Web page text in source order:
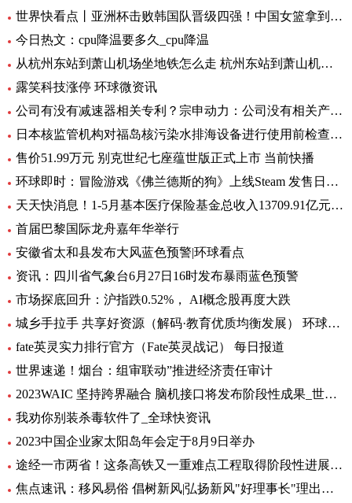
世界快看点丨亚洲杯击败韩国队晋级四强！中国女篮拿到世界杯及奥运资格赛席位
今日热文：cpu降温要多久_cpu降温
从杭州东站到萧山机场坐地铁怎么走 杭州东站到萧山机场有地铁 环球要闻
露笑科技涨停 环球微资讯
公司有没有减速器相关专利？宗申动力：公司没有相关产品以及专利
日本核监管机构对福岛核污染水排海设备进行使用前检查_速递
售价51.99万元 别克世纪七座蕴世版正式上市 当前快播
环球即时：冒险游戏《佛兰德斯的狗》上线Steam 发售日期待定
天天快消息！1-5月基本医疗保险基金总收入13709.91亿元，同比增长8.2%
首届巴黎国际龙舟嘉年华举行
安徽省太和县发布大风蓝色预警|环球看点
资讯：四川省气象台6月27日16时发布暴雨蓝色预警
市场探底回升：沪指跌0.52%， AI概念股再度大跌
城乡手拉手 共享好资源（解码·教育优质均衡发展） 环球通讯
fate英灵实力排行官方（Fate英灵战记） 每日报道
世界速递！烟台：组审联动”推进经济责任审计
2023WAIC 坚持跨界融合 脑机接口将发布阶段性成果_世界热讯
我劝你别装杀毒软件了_全球快资讯
2023中国企业家太阳岛年会定于8月9日举办
途经一市两省！这条高铁又一重难点工程取得阶段性进展_前沿热点
焦点速讯：移风易俗 倡树新风|弘扬新风"好理事长"理出乡村新风尚